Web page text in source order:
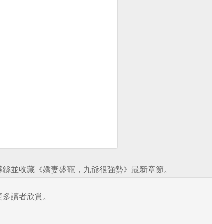
並收藏《嬌妻盛寵，九爺很強勢》最新章節。
讀者欣賞。